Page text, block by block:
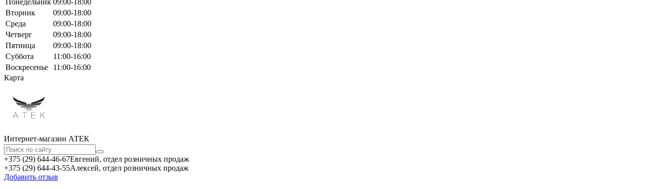
Понедельник 09:00-18:00
Вторник
09:00-18:00
Среда
09:00-18:00
Четверг
09:00-18:00
Пятница
09:00-18:00
Суббота
11:00-16:00
Воскресенье
11:00-16:00
Карта
Интернет-магазин АТЕКㅤ
+375 (29) 644-46-67Евгений, отдел розничных продаж
+375 (29) 644-43-55Алексей, отдел розничных продаж
Добавить отзыв